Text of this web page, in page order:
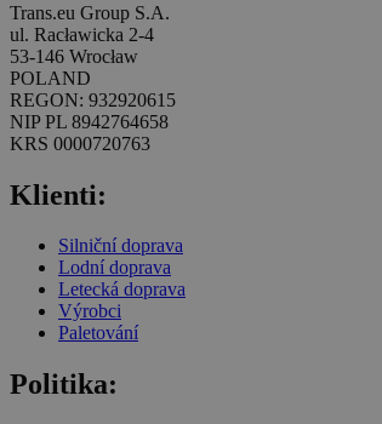
Trans.eu Group S.A.
ul. Racławicka 2-4
53-146 Wrocław
POLAND
REGON: 932920615
NIP PL 8942764658
KRS 0000720763
Klienti:
Silniční doprava
Lodní doprava
Letecká doprava
Výrobci
Paletování
Politika: